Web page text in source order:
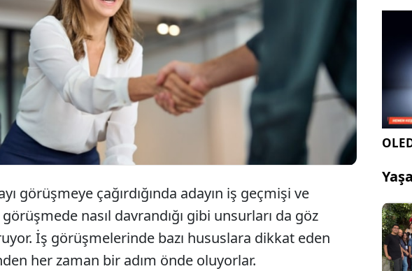
Her geçen gün iş bulmak bir önceki güne göre daha da
zorlaşıyor. İş bulmanın en önemli etkenlerinden biri de iş
görüşmesi sırasında bırakacağınız ilk izlenim. Peki iyi bir ilk
izlenim için ne yapmanız gerektiğini biliyor musunuz?
görüşmeye çağırdığında adayın iş geçmişi ve
nasıl davrandığı gibi unsurları da göz
İş görüşmelerinde bazı hususlara dikkat eden
her zaman bir adım önde oluyorlar.